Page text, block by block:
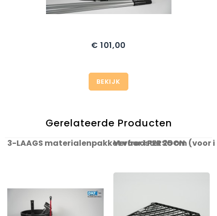
Prijs
€ 101,00
BEKIJK
Gerelateerde Producten
3-LAAGS materialenpakket voor 1 PERSOON
Verfrooster 25 cm (voor